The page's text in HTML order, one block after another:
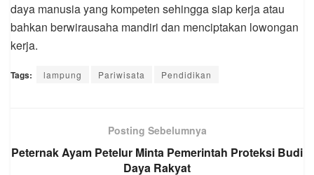
daya manusia yang kompeten sehingga siap kerja atau
bahkan berwirausaha mandiri dan menciptakan lowongan
kerja.
Tags: lampung Pariwisata Pendidikan
Posting Sebelumnya
Peternak Ayam Petelur Minta Pemerintah Proteksi Budi
Daya Rakyat